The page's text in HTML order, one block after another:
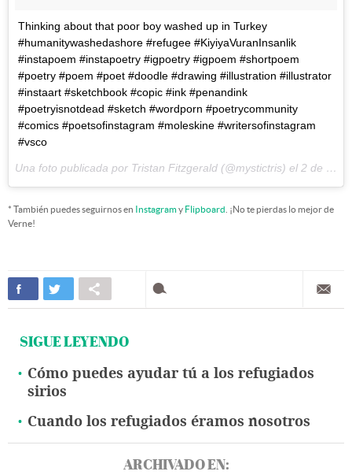
Thinking about that poor boy washed up in Turkey
#humanitywashedashore #refugee #KiyiyaVuranInsanlik
#instapoem #instapoetry #igpoetry #igpoem #shortpoem
#poetry #poem #poet #doodle #drawing #illustration #illustrator
#instaart #sketchbook #copic #ink #penandink
#poetryisnotdead #sketch #wordporn #poetrycommunity
#comics #poetsofinstagram #moleskine #writersofinstagram
#vsco
Una foto publicada por Tristan Fitzgerald (@mystictris) el 2 de Sep de 2015 a la(s) 9:48 PDT
* También puedes seguirnos en Instagramy Flipboard . ¡No te pierdas lo mejor de
Verne!
SIGUE LEYENDO
Cómo puedes ayudar tú a los refugiados
sirios
Cuando los refugiados éramos nosotros
ARCHIVADO EN: